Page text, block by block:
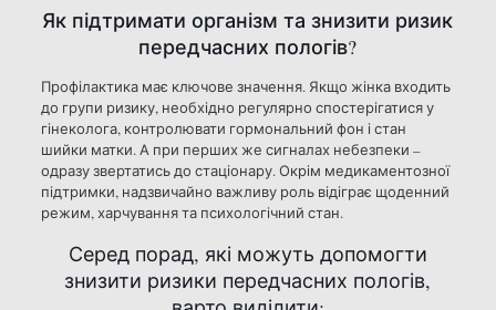
Як підтримати організм та знизити ризик
передчасних пологів?
Профілактика має ключове значення. Якщо жінка входить
до групи ризику, необхідно регулярно спостерігатися у
гінеколога, контролювати гормональний фон і стан
шийки матки. А при перших же сигналах небезпеки –
одразу звертатись до стаціонару. Окрім медикаментозної
підтримки, надзвичайно важливу роль відіграє щоденний
режим, харчування та психологічний стан.
Серед порад, які можуть допомогти
знизити ризики передчасних пологів,